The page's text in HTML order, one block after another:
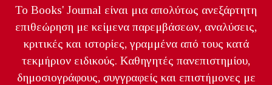
Το Books' Journal είναι μια απολύτως ανεξάρτητη
επιθεώρηση με κείμενα παρεμβάσεων, αναλύσεις,
κριτικές και ιστορίες, γραμμένα από τους κατά
τεκμήριον ειδικούς. Καθηγητές πανεπιστημίου,
δημοσιογράφους, συγγραφείς και επιστήμονες με